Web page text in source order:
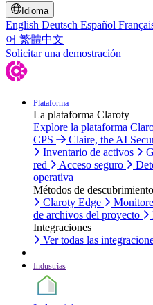
Idioma
English Deutsch Español
어 繁體中文
Solicitar una demostración
Plataforma
La plataforma Claroty
Explore la plataforma
CPS
Claire, the AI
Inventario de activos
red
Acceso seguro
operativa
Métodos de descubrimiento
Claroty Edge
de archivos del proyecto
Integraciones
Ver todas las
Industrias